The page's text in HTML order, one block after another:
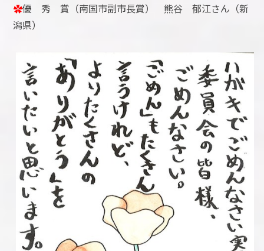
✿優 秀 賞（南国市副市長賞） 熊谷 郁江さん（新
潟県）